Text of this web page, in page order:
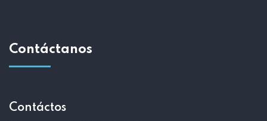
Contáctanos
Contáctos